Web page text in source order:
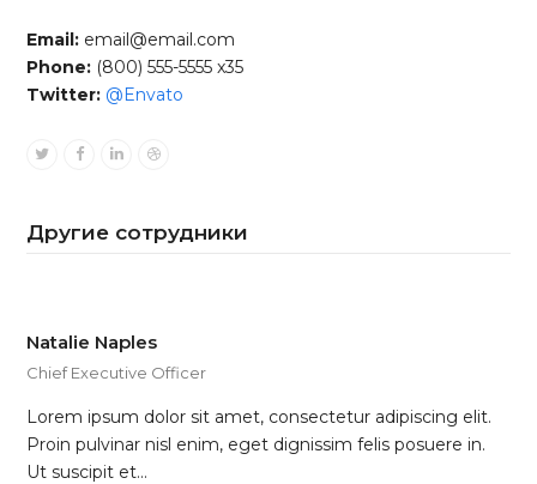
Email: email@email.com
Phone: (800) 555-5555 x35
Twitter: @Envato
TwitterFacebook
LinkedinDribbble
Другие сотрудники
Natalie Naples
Chief Executive Officer
Lorem ipsum dolor sit amet, consectetur adipiscing elit.
Proin pulvinar nisl enim, eget dignissim felis posuere in.
Ut suscipit et…